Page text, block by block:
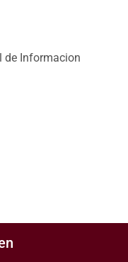
de Informacion